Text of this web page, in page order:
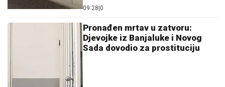
09:28 0
Pronađen mrtav u zatvoru:
Djevojke iz Banjaluke i Novog
Sada dovodio za prostituciju